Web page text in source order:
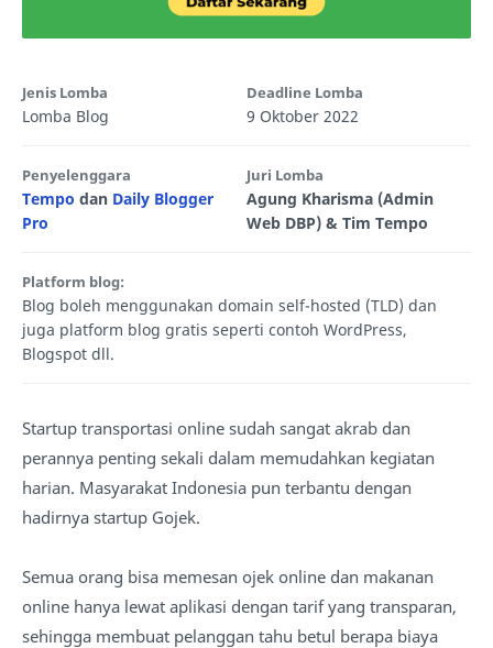
Jenis Lomba
Lomba Blog
Deadline Lomba
9 Oktober 2022
Penyelenggara
Tempo dan Daily Blogger
Pro
Juri Lomba
Agung Kharisma (Admin
Web DBP) & Tim Tempo
Platform blog:
Blog boleh menggunakan domain self-hosted (TLD) dan
juga platform blog gratis seperti contoh WordPress,
Blogspot dll.
Startup transportasi online sudah sangat akrab dan
perannya penting sekali dalam memudahkan kegiatan
harian. Masyarakat Indonesia pun terbantu dengan
hadirnya startup Gojek.
Semua orang bisa memesan ojek online dan makanan
online hanya lewat aplikasi dengan tarif yang transparan,
sehingga membuat pelanggan tahu betul berapa biaya